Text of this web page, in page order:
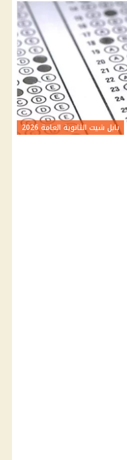
بابل شيت الثانوية العامة 2026